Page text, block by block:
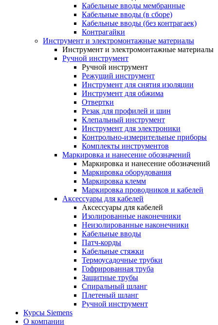
Кабельные вводы мембранные
Кабельные вводы (в сборе)
Кабельные вводы (без контрагаек)
Контрагайки
Инструмент и электромонтажные материалы
Инструмент и электромонтажные материалы
Ручной инструмент
Ручной инструмент
Режущий инструмент
Инструмент для снятия изоляции
Инструмент для обжима
Отвертки
Резак для профилей и шин
Клепальный инструмент
Инструмент для электроники
Контрольно-измерительные приборы
Комплекты инструментов
Маркировка и нанесение обозначений
Маркировка и нанесение обозначений
Маркировка оборудования
Маркировка клемм
Маркировка проводников и кабелей
Аксессуары для кабелей
Аксессуары для кабелей
Изолированные наконечники
Неизолированные наконечники
Кабельные вводы
Патч-корды
Кабельные стяжки
Термоусадочные трубки
Гофрированная труба
Защитные трубы
Спиральный шланг
Плетеный шланг
Ручной инструмент
Курсы Siemens
О компании